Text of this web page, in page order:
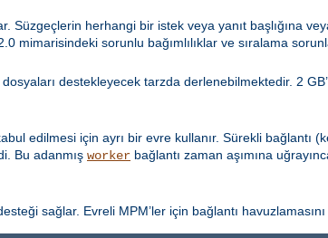
Süzgeçlerin herhangi bir istek veya yanıt başlığına
sorunlu bağımlılıklar ve sıralama
destekleyecek tarzda derlenebilmektedir. 2
edilmesi için ayrı bir evre kullanır. Sürekli bağlantı
Bu adanmış worker bağlantı zaman aşımına
sağlar. Evreli MPM’ler için bağlantı havuzlamasını